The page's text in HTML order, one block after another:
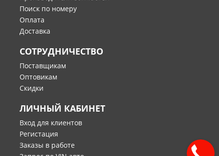
Поиск по номеру
Оплата
Доставка
СОТРУДНИЧЕСТВО
Поставщикам
Оптовикам
Скидки
ЛИЧНЫЙ КАБИНЕТ
Вход для клиентов
Регистация
Заказы в работе